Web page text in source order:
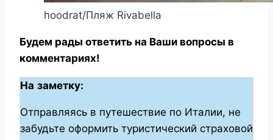
hoodrat/Пляж Rivabella
Будем рады ответить на Ваши вопросы в
комментариях!
На заметку:
Отправляясь в путешествие по Италии, не
забудьте оформить туристический страховой